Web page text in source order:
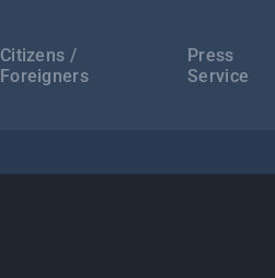
Citizens /
Foreigners
Press
Service